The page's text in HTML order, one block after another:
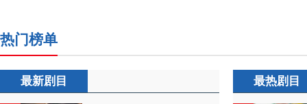
热门榜单
最新剧目 最热剧目